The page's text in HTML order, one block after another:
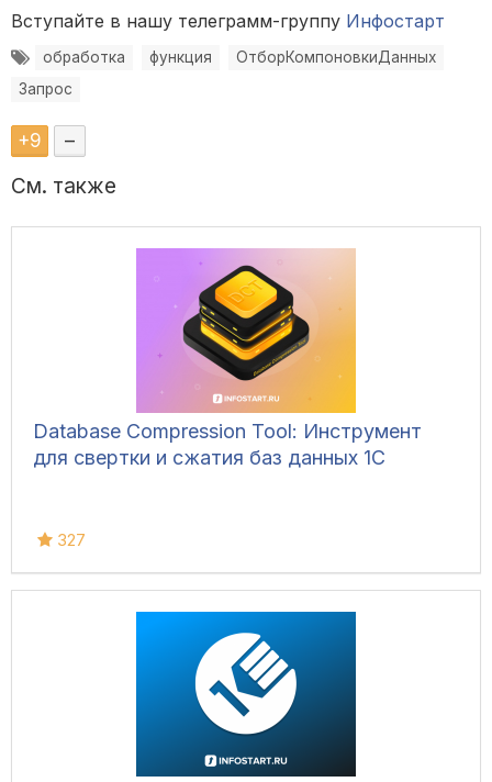
Вступайте в нашу телеграмм-группу Инфостарт
обработка функция
ОтборКомпоновкиДанных
Запрос
+9 –
См. также
Database Compression Tool: Инструмент
для свертки и сжатия баз данных 1С
327